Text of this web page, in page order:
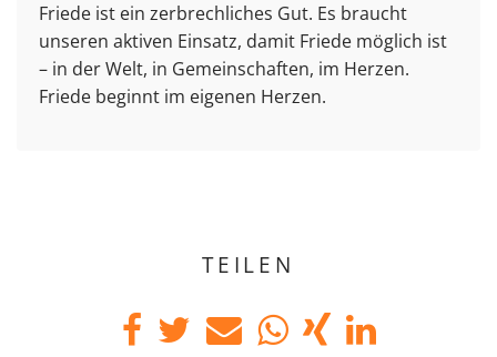
Friede ist ein zerbrechliches Gut. Es braucht
unseren aktiven Einsatz, damit Friede möglich ist
– in der Welt, in Gemeinschaften, im Herzen.
Friede beginnt im eigenen Herzen.
TEILEN